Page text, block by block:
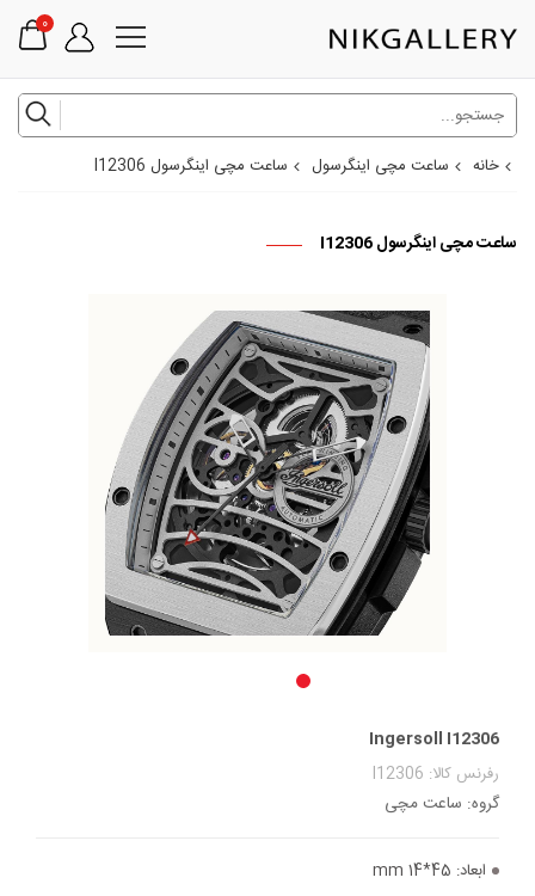
0
خانه ساعت مچی اینگرسول ساعت مچی اینگرسول I12306
ساعت مچی اینگرسول I12306
Ingersoll I12306
رفرنس کالا: I12306
گروه: ساعت مچی
ابعاد: